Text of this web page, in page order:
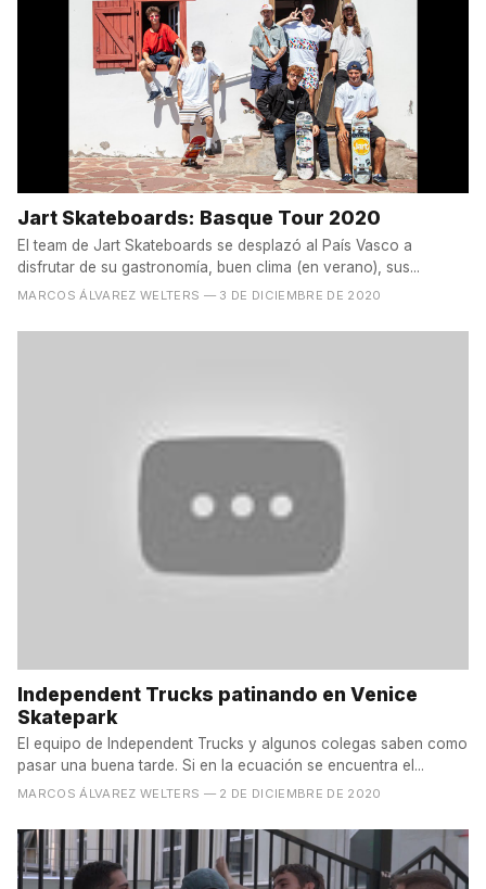
Jart Skateboards: Basque Tour 2020
El team de Jart Skateboards se desplazó al País Vasco a
disfrutar de su gastronomía, buen clima (en verano), sus...
MARCOS ÁLVAREZ WELTERS — 3 DE DICIEMBRE DE 2020
Independent Trucks patinando en Venice
Skatepark
El equipo de Independent Trucks y algunos colegas saben como
pasar una buena tarde. Si en la ecuación se encuentra el...
MARCOS ÁLVAREZ WELTERS — 2 DE DICIEMBRE DE 2020